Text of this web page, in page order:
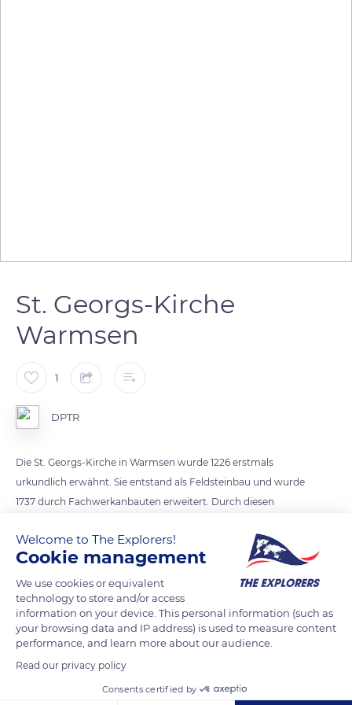
St. Georgs-Kirche
Warmsen
1
DPTR
Die St. Georgs-Kirche in Warmsen wurde 1226 erstmals
urkundlich erwähnt. Sie entstand als Feldsteinbau und wurde
1737 durch Fachwerkanbauten erweitert. Durch diesen
auch der Umzug des Altars vom allgemein üblichen Platz im
Chor an der Ostseite in die Mitte der südlichen Längsseite des
Kirchenschiffes verbunden war.
READ MORE TRANSLATE
Welcome to The Explorers!
Cookie management
We use cookies or equivalent
technology to store and/or access
information on your device. This personal information (such as
your browsing data and IP address) is used to measure content
performance, and learn more about our audience.
Read our privacy policy
Consents certified by